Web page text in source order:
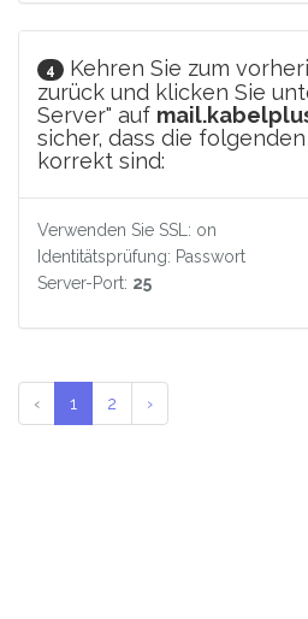
4
Kehren Sie zum
zurück und klicken Sie
Server" auf
sicher, dass die
korrekt sind:
Verwenden Sie SSL: on
Identitätsprüfung: Passwort
Server-Port: 25
‹ 1 2 ›